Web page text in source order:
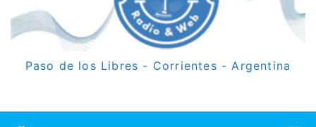
Paso de los Libres - Corrientes - Argentina